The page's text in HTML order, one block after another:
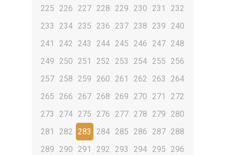
225 226 227 228 229 230 231
232
233
234 235 236 237 238 239 240
241
242 243 244 245 246 247 248
249 250 251 252 253 254 255 256
257 258 259 260 261 262 263
264
265 266 267 268 269 270 271
272
273
274 275 276 277 278 279 280
281
282 283 284 285 286 287 288
289 290 291 292 293 294 295 296